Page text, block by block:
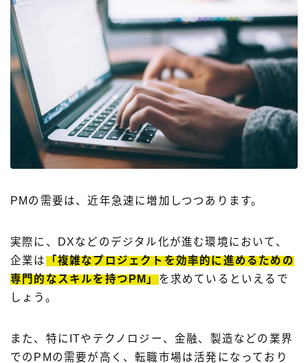
PMの需要は、近年急速に増加しつつあります。
実際に、DXなどのデジタル化が進む環境において、
企業は
「複雑なプロジェクトを効率的に進めるための
専門的なスキルを持つPM」 を求めているといえるで
しょう。
また、特にITやテクノロジー、金融、製造などの業界
でのPMの需要が高く、転職市場は活発になっており